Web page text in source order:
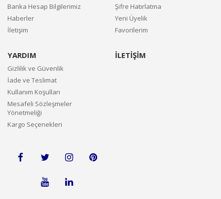
Banka Hesap Bilgilerimiz
Haberler
İletişim
Şifre Hatırlatma
Yeni Üyelik
Favorilerim
YARDIM
Gizlilik ve Güvenlik
İade ve Teslimat
Kullanım Koşulları
Mesafeli Sözleşmeler
Yönetmeliği
Kargo Seçenekleri
İLETİŞİM